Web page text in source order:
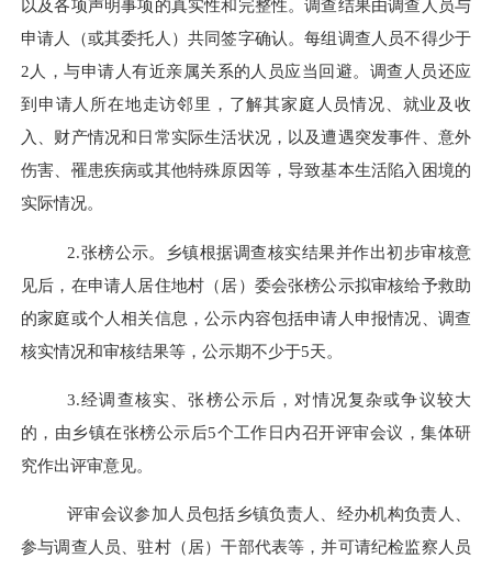
以及各项声明事项的真实性和完整性。调查结果由调查人员与
申请人（或其委托人）共同签字确认。每组调查人员不得少于
2 人，与申请人有近亲属关系的人员应当回避。调查人员还应
到申请人所在地走访邻里，了解其家庭人员情况、就业及收
入、财产情况和日常实际生活状况，以及遭遇突发事件、意外
伤害、罹患疾病或其他特殊原因等，导致基本生活陷入困境的
实际情况。
2.张榜公示。乡镇根据调查核实结果并作出初步审核意
见后，在申请人居住地村（居）委会张榜公示拟审核给予救助
的家庭或个人相关信息，公示内容包括申请人申报情况、调查
核实情况和审核结果等，公示期不少于5天。
3.经调查核实、张榜公示后，对情况复杂或争议较大
的，由乡镇在张榜公示后5个工作日内召开评审会议，集体研
究作出评审意见。
评审会议参加人员包括乡镇负责人、经办机构负责人、
参与调查人员、驻村（居）干部代表等，并可请纪检监察人员